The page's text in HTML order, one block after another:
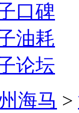
口碑
油耗
论坛
海马 >